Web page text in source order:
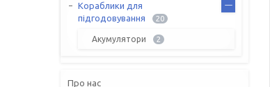
Кораблики для
підгодовування
20
Акумулятори 2
Про нас